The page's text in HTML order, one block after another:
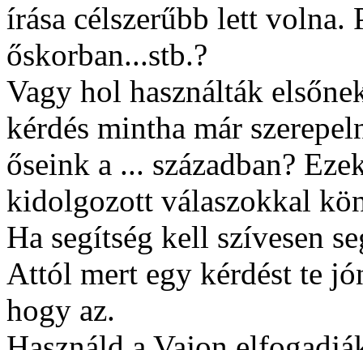
írása célszerűbb lett
őskorban...stb.?
Vagy hol használták
kérdés mintha már
őseink a ... században?
kidolgozott válaszokkal
Ha segítség kell szívesen
Attól mert egy kérdést te
hogy az.